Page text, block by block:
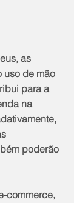
as
uso de mão
para a
na
poderão
commerce,